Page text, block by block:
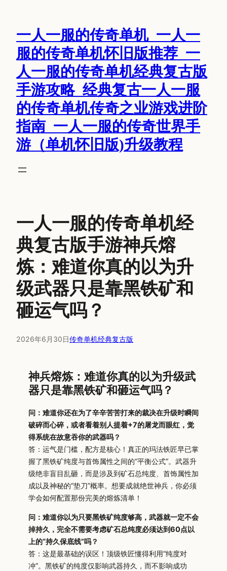
一人一服的传奇单机_一人一
服的传奇单机怀旧版推荐_一
人一服的传奇单机经典复古版
手游攻略_经典复古一人一服
的传奇单机传奇之业游戏进阶
指南_一人一服的传奇世界手
游（单机怀旧版)升级教程
一人一服的传奇单机经
典复古版手游神兵熔
炼：难道你真的以为升
级武器只是靠黑铁矿和
砸运气吗？
2026年6月30日传奇单机经典复古版
神兵熔炼：难道你真的以为升级武
器只是靠黑铁矿和砸运气吗？
问：难道你还在为了辛辛苦苦打来的裁决在升级时瞬间
破碎而心碎，或者看着别人提着+7的屠龙而眼红，觉
得系统在故意吞你的武器吗？
答：运气是门槛，配方是核心！真正的玛法铁匠早已掌
握了黑铁矿纯度与首饰属性之间的“平衡公式”。武器升
级绝非盲目乱砸，而是涉及到矿石总纯度、首饰属性加
成以及神秘的“垫刀”概率。想要成就绝世神兵，你必须
学会如何配置那份完美的熔炼清单！
问：难道你以为只要黑铁矿纯度够高，武器就一定不会
掉持久，完全不需要考虑矿石总纯度必须达到60点以
上的“持久保底线”吗？
答：这是最基础的误区！顶级铁匠懂得利用“纯度对
冲”。黑铁矿的纯度仅影响武器持久，而不影响成功